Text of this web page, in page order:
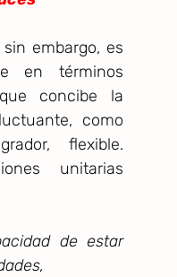
sin embargo, es
en términos
concibe la
como
flexible.
unitarias
de estar